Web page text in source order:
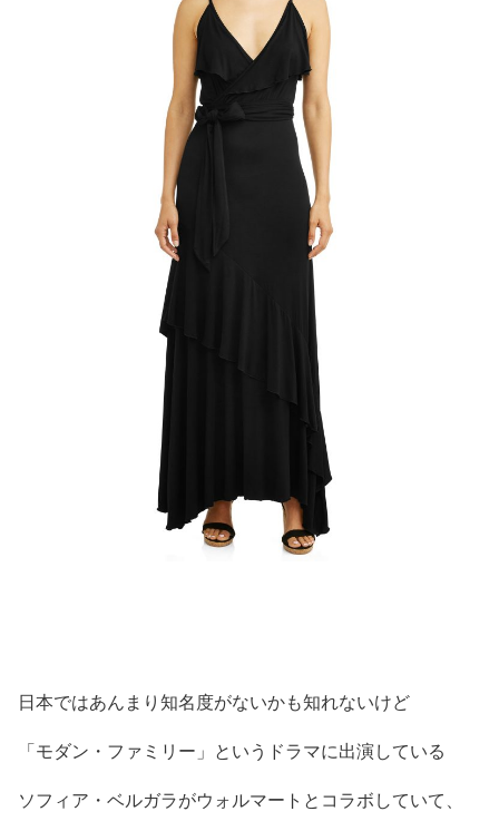
日本ではあんまり知名度がないかも知れないけど
「モダン・ファミリー」というドラマに出演している
ソフィア・ベルガラがウォルマートとコラボしていて、